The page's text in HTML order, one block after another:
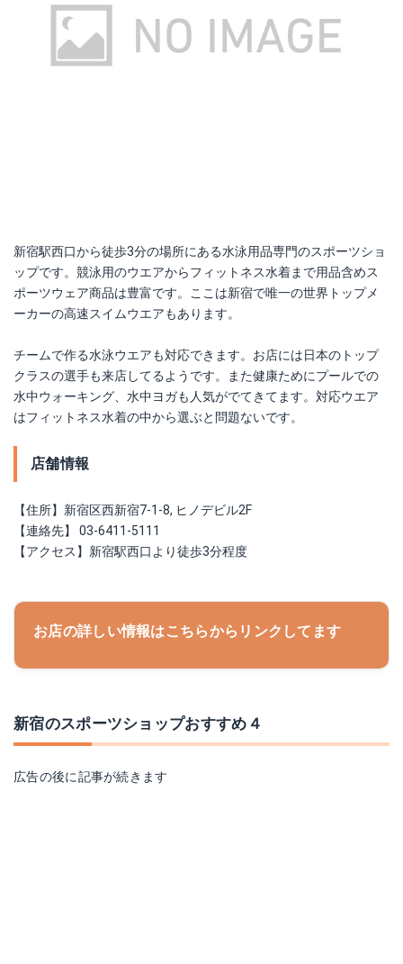
新宿駅西口から徒歩3分の場所にある水泳用品専門のスポーツショ
ップです。競泳用のウエアからフィットネス水着まで用品含めス
ポーツウェア商品は豊富です。ここは新宿で唯一の世界トップメ
ーカーの高速スイムウエアもあります。
チームで作る水泳ウエアも対応できます。お店には日本のトップ
クラスの選手も来店してるようです。また健康ためにプールでの
水中ウォーキング、水中ヨガも人気がでてきてます。対応ウエア
はフィットネス水着の中から選ぶと問題ないです。
店舗情報
【住所】新宿区西新宿7-1-8, ヒノデビル2F
【連絡先】 03-6411-5111
【アクセス】新宿駅西口より徒歩3分程度
お店の詳しい情報はこちらからリンクしてます
新宿のスポーツショップおすすめ４
広告の後に記事が続きます